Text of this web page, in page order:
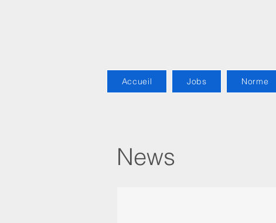
Accueil Jobs Norme
News